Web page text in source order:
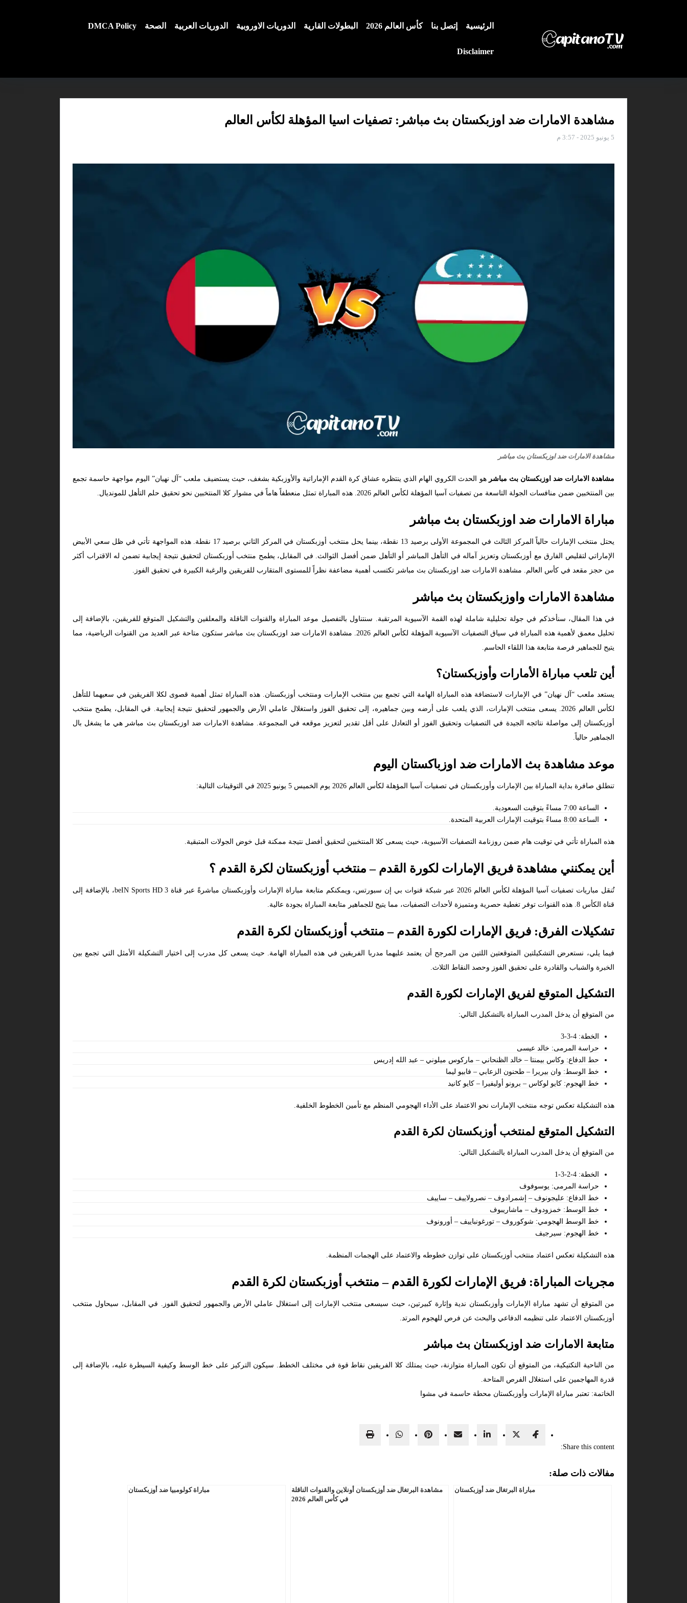
الرئيسية إتصل بنا كأس العالم 2026 البطولات القارية الدوريات الاوروبية الدوريات العربية الصحة DMCA Policy
Disclaimer
مشاهدة الامارات ضد اوزبكستان بث مباشر: تصفيات اسيا المؤهلة لكأس العالم
5 يونيو 2025 - 3:57 م
مشاهدة الامارات ضد اوزبكستان بث مباشر
مشاهدة الامارات ضد اوزبكستان بث مباشرهو الحدث الكروي الهام الذي ينتظره عشاق كرة القدم الإماراتية والأوزبكية بشغف، حيث يستضيف ملعب “آل نهيان” اليوم مواجهة حاسمة تجمع
بين المنتخبين ضمن منافسات الجولة التاسعة من تصفيات آسيا المؤهلة لكأس العالم 2026. هذه المباراة تمثل منعطفاً هاماً في مشوار كلا المنتخبين نحو تحقيق حلم التأهل للمونديال.
مباراة الامارات ضد اوزبكستان بث مباشر
يحتل منتخب الإمارات حالياً المركز الثالث في المجموعة الأولى برصيد 13 نقطة، بينما يحل منتخب أوزبكستان في المركز الثاني برصيد 17 نقطة. هذه المواجهة تأتي في ظل سعي الأبيض
الإماراتي لتقليص الفارق مع أوزبكستان وتعزيز آماله في التأهل المباشر أو التأهل ضمن أفضل الثوالث. في المقابل، يطمح منتخب أوزبكستان لتحقيق نتيجة إيجابية تضمن له الاقتراب أكثر
من حجز مقعد في كأس العالم. مشاهدة الامارات ضد اوزبكستان بث مباشر تكتسب أهمية مضاعفة نظراً للمستوى المتقارب للفريقين والرغبة الكبيرة في تحقيق الفوز.
مشاهدة الامارات واوزبكستان بث مباشر
في هذا المقال، سنأخذكم في جولة تحليلية شاملة لهذه القمة الآسيوية المرتقبة. سنتناول بالتفصيل موعد المباراة والقنوات الناقلة والمعلقين والتشكيل المتوقع للفريقين، بالإضافة إلى
تحليل معمق لأهمية هذه المباراة في سياق التصفيات الآسيوية المؤهلة لكأس العالم 2026. مشاهدة الامارات ضد اوزبكستان بث مباشر ستكون متاحة عبر العديد من القنوات الرياضية، مما
يتيح للجماهير فرصة متابعة هذا اللقاء الحاسم.
أين تلعب مباراة الأمارات وأوزبكستان؟
يستعد ملعب “آل نهيان” في الإمارات لاستضافة هذه المباراة الهامة التي تجمع بين منتخب الإمارات ومنتخب أوزبكستان. هذه المباراة تمثل أهمية قصوى لكلا الفريقين في سعيهما للتأهل
لكأس العالم 2026. يسعى منتخب الإمارات، الذي يلعب على أرضه وبين جماهيره، إلى تحقيق الفوز واستغلال عاملي الأرض والجمهور لتحقيق نتيجة إيجابية. في المقابل، يطمح منتخب
أوزبكستان إلى مواصلة نتائجه الجيدة في التصفيات وتحقيق الفوز أو التعادل على أقل تقدير لتعزيز موقعه في المجموعة. مشاهدة الامارات ضد اوزبكستان بث مباشر هي ما يشغل بال
الجماهير حالياً.
موعد مشاهدة بث الامارات ضد اوزباكستان اليوم
تنطلق صافرة بداية المباراة بين الإمارات وأوزبكستان في تصفيات آسيا المؤهلة لكأس العالم 2026 يوم الخميس 5 يونيو 2025 في التوقيتات التالية:
الساعة 7:00 مساءً بتوقيت السعودية.
الساعة 8:00 مساءً بتوقيت الإمارات العربية المتحدة.
هذه المباراة تأتي في توقيت هام ضمن روزنامة التصفيات الآسيوية، حيث يسعى كلا المنتخبين لتحقيق أفضل نتيجة ممكنة قبل خوض الجولات المتبقية.
أين يمكنني مشاهدة فريق الإمارات لكورة القدم – منتخب أوزبكستان لكرة القدم ؟
تُنقل مباريات تصفيات آسيا المؤهلة لكأس العالم 2026 عبر شبكة قنوات بي إن سبورتس، ويمكنكم متابعة مباراة الإمارات وأوزبكستان مباشرةً عبر قناة beIN Sports HD 3، بالإضافة إلى
قناة الكأس 8. هذه القنوات توفر تغطية حصرية ومتميزة لأحداث التصفيات، مما يتيح للجماهير متابعة المباراة بجودة عالية.
تشكيلات الفرق: فريق الإمارات لكورة القدم – منتخب أوزبكستان لكرة القدم
فيما يلي، نستعرض التشكيلتين المتوقعتين اللتين من المرجح أن يعتمد عليهما مدربا الفريقين في هذه المباراة الهامة. حيث يسعى كل مدرب إلى اختيار التشكيلة الأمثل التي تجمع بين
الخبرة والشباب والقادرة على تحقيق الفوز وحصد النقاط الثلاث.
التشكيل المتوقع لفريق الإمارات لكورة القدم
من المتوقع أن يدخل المدرب المباراة بالتشكيل التالي:
الخطة: 4-3-3
حراسة المرمى: خالد عيسى
حط الدفاع: وكاس بيمنتا – خالد الظنحاني – ماركوس ميلوني – عبد الله إدريس
خط الوسط: وان بيريرا – طحنون الزعابي – فابيو ليما
خط الهجوم: كايو لوكاس – برونو أوليفيرا – كايو كانيد
هذه التشكيلة تعكس توجه منتخب الإمارات نحو الاعتماد على الأداء الهجومي المنظم مع تأمين الخطوط الخلفية.
التشكيل المتوقع لمنتخب أوزبكستان لكرة القدم
من المتوقع أن يدخل المدرب المباراة بالتشكيل التالي:
الخطة: 4-2-3-1
حراسة المرمى: يوسوفوف
خط الدفاع: عليجونوف – إشمرادوف – نصرولاييف – ساييف
خط الوسط: خمزودوف – ماشاريبوف
خط الوسط الهجومي: شوكوروف – تورغونباييف – أورونوف
خط الهجوم: سيرجيف
هذه التشكيلة تعكس اعتماد منتخب أوزبكستان على توازن خطوطه والاعتماد على الهجمات المنظمة.
مجريات المباراة: فريق الإمارات لكورة القدم – منتخب أوزبكستان لكرة القدم
من المتوقع أن تشهد مباراة الإمارات وأوزبكستان ندية وإثارة كبيرتين، حيث سيسعى منتخب الإمارات إلى استغلال عاملي الأرض والجمهور لتحقيق الفوز. في المقابل، سيحاول منتخب
أوزبكستان الاعتماد على تنظيمه الدفاعي والبحث عن فرص للهجوم المرتد.
متابعة الامارات ضد اوزبكستان بث مباشر
من الناحية التكتيكية، من المتوقع أن تكون المباراة متوازنة، حيث يمتلك كلا الفريقين نقاط قوة في مختلف الخطط. سيكون التركيز على خط الوسط وكيفية السيطرة عليه، بالإضافة إلى
قدرة المهاجمين على استغلال الفرص المتاحة.
الخاتمة: تعتبر مباراة الإمارات وأوزبكستان محطة حاسمة في مشوا
Share this content:
مفالات ذات صلة:
مباراة البرتغال ضد أوزبكستان
مشاهدة البرتغال ضد أوزبكستان أونلاين والقنوات الناقلة
في كأس العالم 2026
مباراة كولومبيا ضد أوزبكستان